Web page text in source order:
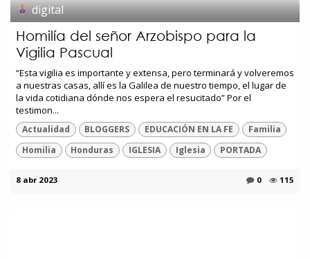
digital
Homilía del señor Arzobispo para la
Vigilia Pascual
“Esta vigilia es importante y extensa, pero terminará y volveremos
a nuestras casas, allí es la Galilea de nuestro tiempo, el lugar de
la vida cotidiana dónde nos espera el resucitado” Por el
testimon...
Actualidad BLOGGERS EDUCACIÓN EN LA FE
Familia
Homilia
Honduras IGLESIA Iglesia PORTADA
8 abr 2023 0 115